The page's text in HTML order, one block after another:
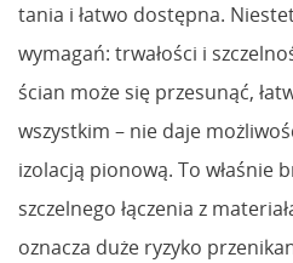
tania i łatwo dostępna.
wymagań: trwałości i
ścian może się przesunąć,
wszystkim – nie daje
izolacją pionową. To właśnie
szczelnego łączenia z
oznacza duże ryzyko